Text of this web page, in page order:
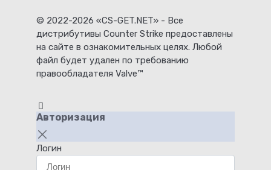
© 2022-2026 «CS-GET.NET» - Все
дистрибутивы Counter Strike предоставлены
на сайте в ознакомительных целях. Любой
файл будет удален по требованию
правообладателя Valve™
Авторизация
Логин